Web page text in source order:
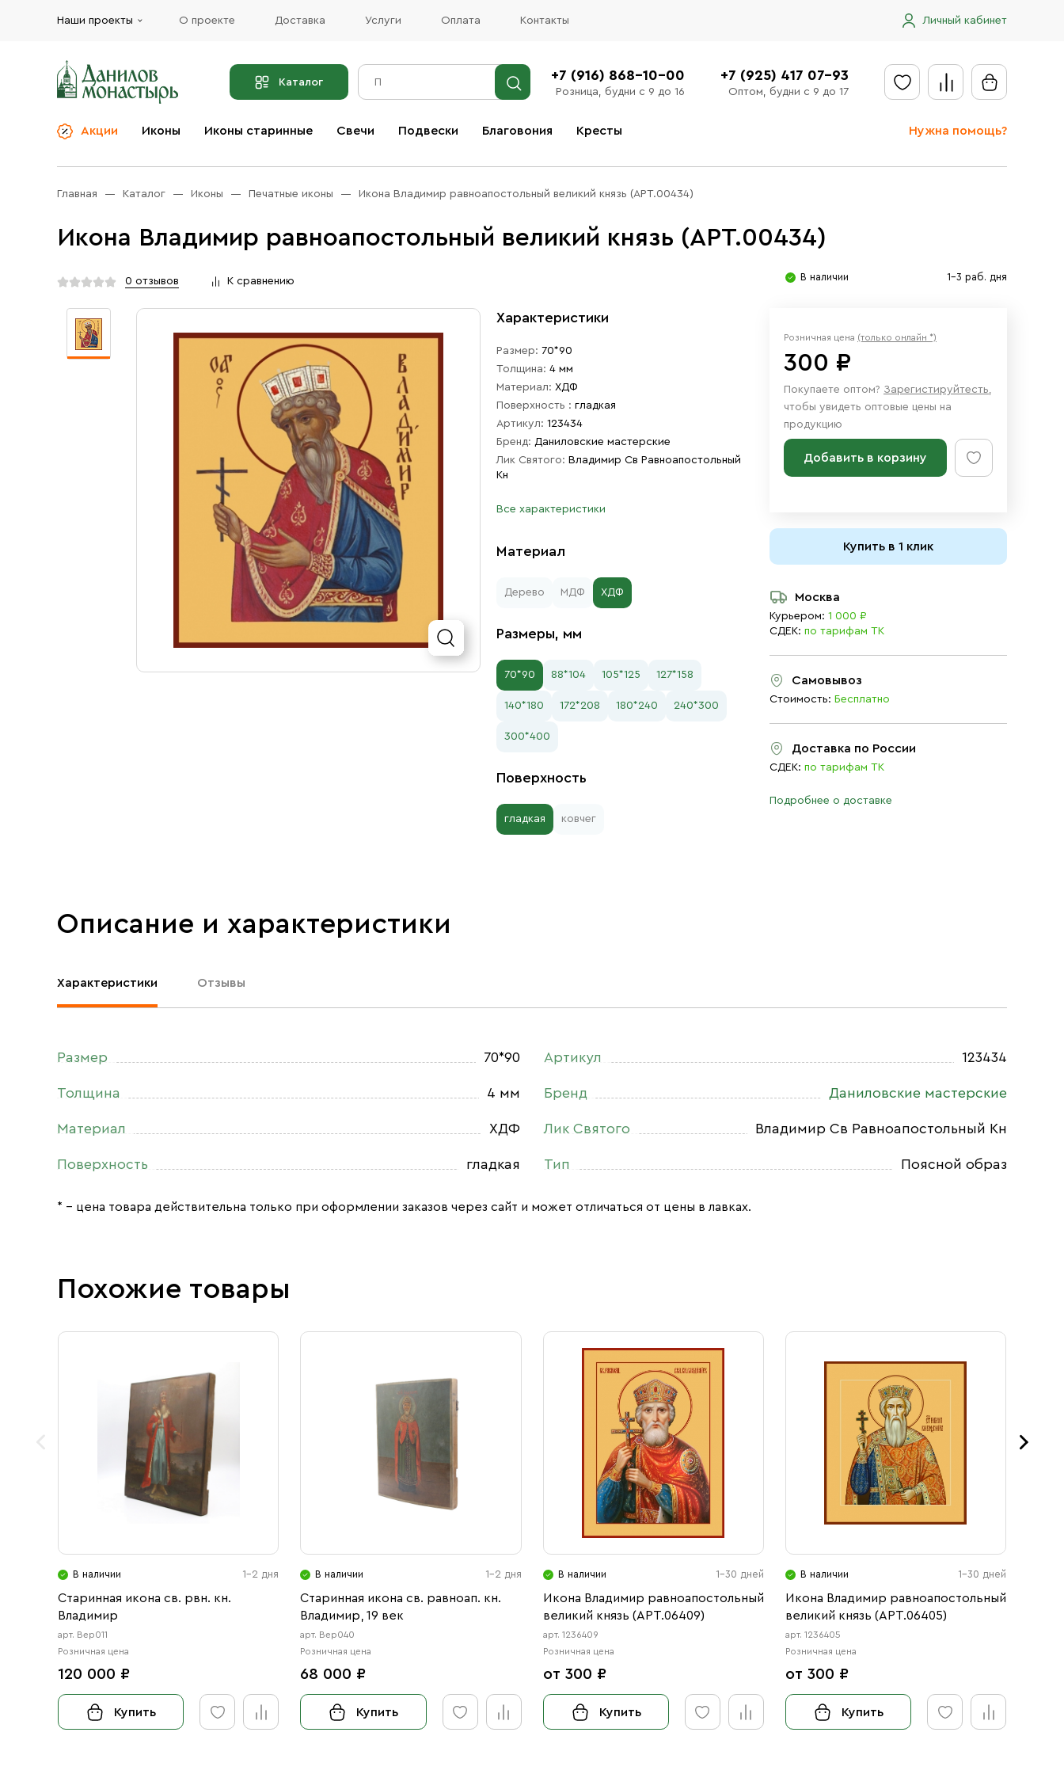
Наши проекты О проекте Доставка Услуги Оплата Контакты Личный кабинет
Каталог +7 (916) 868-10-00
Розница, будни с 9 до 16
+7 (925) 417 07-93
Оптом, будни с 9 до 17
Акции Иконы Иконы старинные Свечи Подвески Благовония Кресты Нужна помощь?
Отправить заявку
Церковная утварь
Иконы
Ювелирные изделия
Бренды
Услуги
Главная Каталог Иконы Печатные иконы Икона Владимир равноапостольный великий князь (АРТ.00434)
Икона Владимир равноапостольный великий князь (АРТ.00434)
0 отзывов К сравнению В наличии 1-3 раб. дня
Характеристики
Размер: 70*90
Толщина: 4 мм
Материал: ХДФ
Поверхность : гладкая
Артикул: 123434
Бренд: Даниловские мастерские
Лик Святого: Владимир Св Равноапостольный
Кн
Все характеристики
Материал
Дерево МДФ ХДФ
Размеры, мм
70*90 88*104 105*125 127*158
140*180 172*208 180*240 240*300
300*400
Поверхность
гладкая ковчег
Розничная цена (только онлайн *)
300 ₽
Покупаете оптом? Зарегистируйтесть,
чтобы увидеть оптовые цены на
продукцию
Добавить в корзину
Купить в 1 клик
Москва
Курьером: 1 000 ₽
СДЕК: по тарифам ТК
Самовывоз
Стоимость: Бесплатно
Доставка по России
СДЕК: по тарифам ТК
Подробнее о доставке
Описание и характеристики
Характеристики Отзывы
Размер 70*90
Толщина 4 мм
Материал ХДФ
Поверхность гладкая
Артикул 123434
Бренд Даниловские мастерские
Лик Святого Владимир Св Равноапостольный Кн
Тип Поясной образ
* – цена товара действительна только при оформлении заказов через сайт и может отличаться от цены в лавках.
Похожие товары
В наличии 1-2 дня
Старинная икона св. рвн. кн.
Владимир
арт. Вер011
Розничная цена
120 000 ₽
Купить
В наличии 1-2 дня
Старинная икона св. равноап. кн.
Владимир, 19 век
арт. Вер040
Розничная цена
68 000 ₽
Купить
В наличии 1-30 дней
Икона Владимир равноапостольный
великий князь (АРТ.06409)
арт. 1236409
Розничная цена
от 300 ₽
Купить
В наличии 1-30 дней
Икона Владимир равноапостольный
великий князь (АРТ.06405)
арт. 1236405
Розничная цена
от 300 ₽
Купить